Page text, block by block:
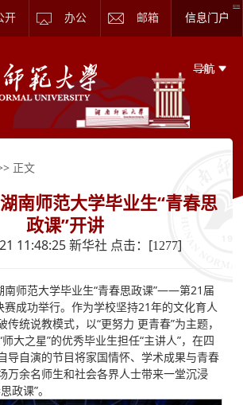
开 办公 邮箱 信息门户
正文
湖南师范大学毕业生“青春思
政课”开讲
11:48:25 新华社 点击：[1277]
看详情
南师范大学毕业生“青春思政课”——第21届
赛成功举行。作为学校坚持21年的文化育人
传统说教模式，以“更努力 更青春”为主题，
大之星”的优秀毕业生担任“主讲人”，在四
导自演的节目将家国情怀、学术成果与青春
万余名师生和社会各界人士带来一堂沉浸
政课”。